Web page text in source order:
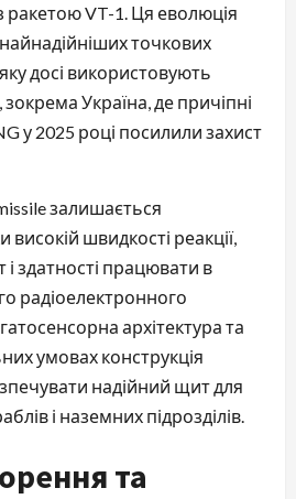
з ракетою VT-1. Ця еволюція
точкових
досі використовують
Україна, де причіпні
у 2025 році посилили захист
залишається
швидкості реакції,
і здатності працювати в
радіоелектронного
архітектура та
умовах конструкція
надійний щит для
і наземних підрозділів.
та